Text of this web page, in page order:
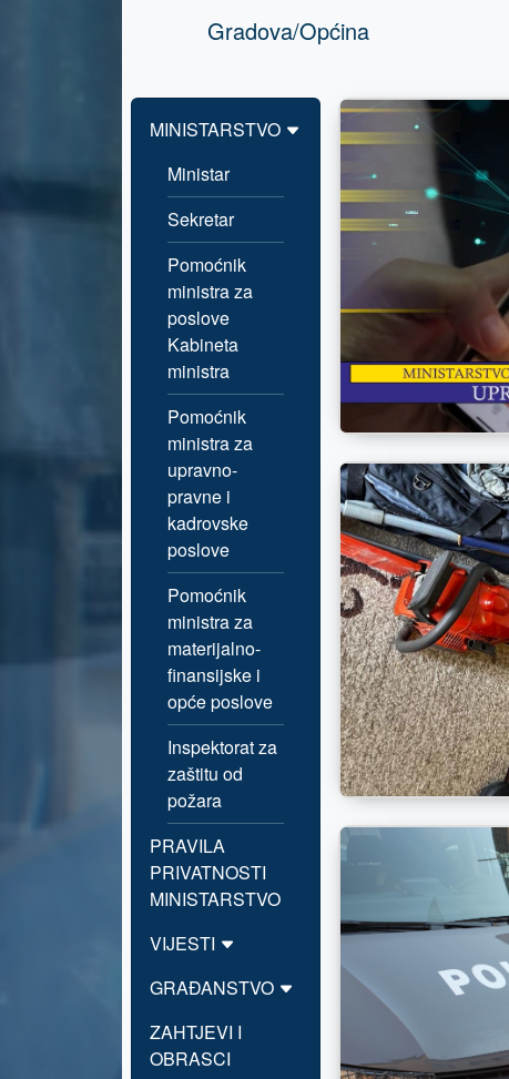
Gradova/Općina
MINISTARSTVO
Ministar
Sekretar
Pomoćnik
ministra za
poslove
Kabineta
ministra
Pomoćnik
ministra za
upravno-
pravne i
kadrovske
poslove
Pomoćnik
ministra za
materijalno-
finansijske i
opće poslove
Inspektorat za
zaštitu od
požara
PRAVILA
PRIVATNOSTI
MINISTARSTVO
VIJESTI
GRAĐANSTVO
ZAHTJEVI I
OBRASCI